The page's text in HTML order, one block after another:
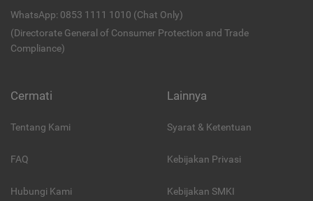
WhatsApp: 0853 1111 1010 (Chat Only)
(Directorate General of Consumer Protection and Trade
Compliance)
Cermati
Tentang Kami
FAQ
Hubungi Kami
Lainnya
Syarat & Ketentuan
Kebijakan Privasi
Kebijakan SMKI